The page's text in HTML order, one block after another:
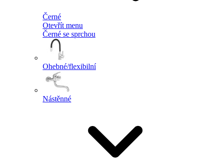
Černé
Otevřít menu
Černé se sprchou
Ohebné/flexibilní
Nástěnné